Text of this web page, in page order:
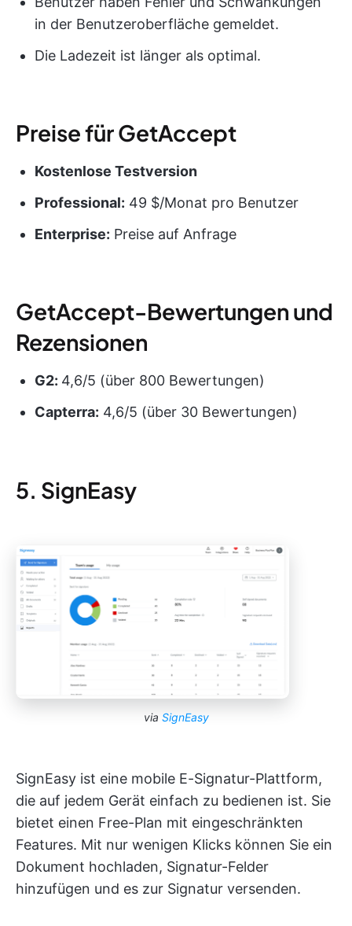
in der Benutzeroberfläche gemeldet.
Die Ladezeit ist länger als optimal.
Preise für GetAccept
Kostenlose Testversion
Professional: 49 $/Monat pro Benutzer
Enterprise: Preise auf Anfrage
GetAccept-Bewertungen und
Rezensionen
G2: 4,6/5 (über 800 Bewertungen)
Capterra: 4,6/5 (über 30 Bewertungen)
5. SignEasy
via SignEasy
SignEasy ist eine mobile E-Signatur-Plattform,
die auf jedem Gerät einfach zu bedienen ist. Sie
bietet einen Free-Plan mit eingeschränkten
Features. Mit nur wenigen Klicks können Sie ein
Dokument hochladen, Signatur-Felder
hinzufügen und es zur Signatur versenden.